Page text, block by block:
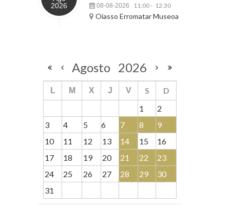
2026
08-08-2026 11:00- 12:30
Oiasso Erromatar Museoa
Agosto 2026
L M X J V S
D
1
2
3
4 5 6 7 8
9
10
11 12 13 14 15
16
17
18 19 20 21 22
23
24
25 26 27 28 29
30
31